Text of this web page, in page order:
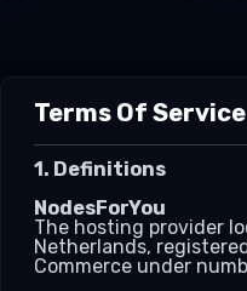
Terms Of Service
1. Definitions
NodesForYou
The hosting provider
Netherlands,
Commerce under